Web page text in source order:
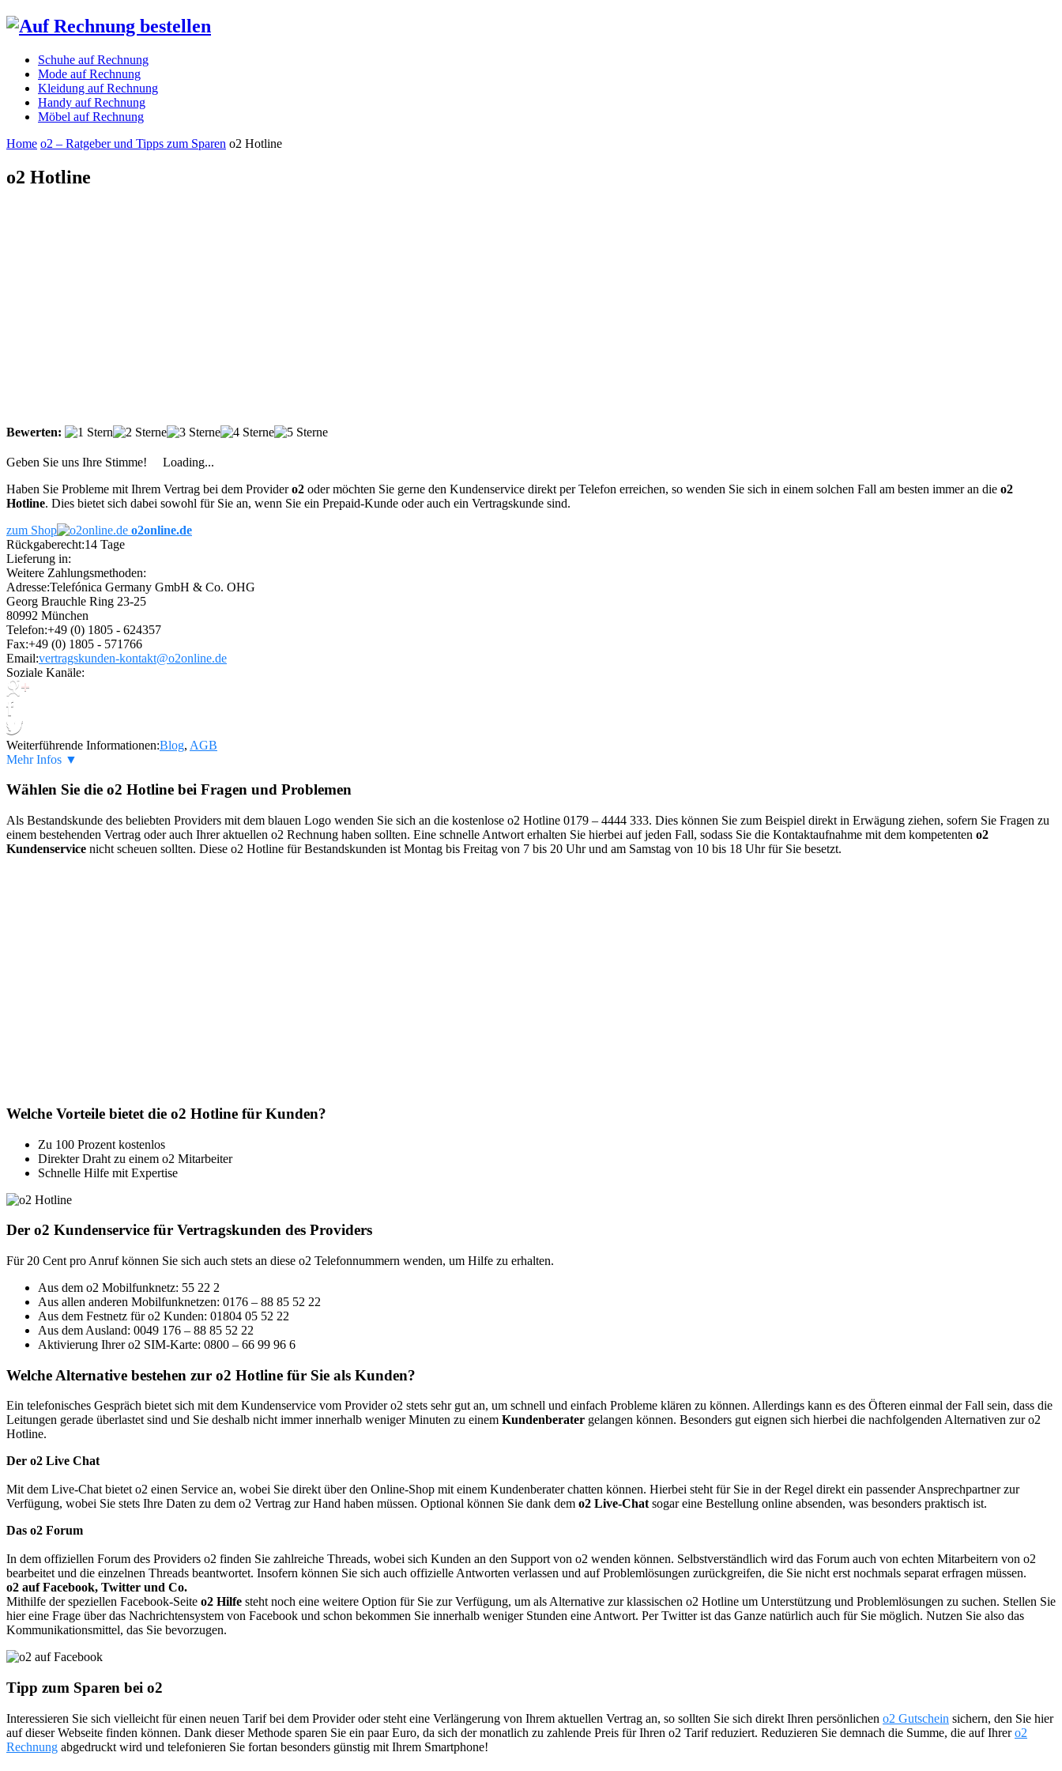
Schuhe auf Rechnung
Mode auf Rechnung
Kleidung auf Rechnung
Handy auf Rechnung
Möbel auf Rechnung
Home o2 – Ratgeber und Tipps zum Sparen o2 Hotline
o2 Hotline
Bewerten:
Geben Sie uns Ihre Stimme!
Loading...
Haben Sie Probleme mit Ihrem Vertrag bei dem Providero2 oder möchten Sie gerne den Kundenservice direkt per Telefon erreichen, so wenden Sie sich in einem solchen Fall am besten immer an die o2
Hotline. Dies bietet sich dabei sowohl für Sie an, wenn Sie ein Prepaid-Kunde oder auch ein Vertragskunde sind.
zum Shop
o2online.de
Rückgaberecht:14 Tage
Lieferung in:
Weitere Zahlungsmethoden:
Adresse:Telefónica Germany GmbH & Co. OHG
Georg Brauchle Ring 23-25
80992 München
Telefon:+49 (0) 1805 - 624357
Fax:+49 (0) 1805 - 571766
Email:vertragskunden-kontakt@o2online.de
Soziale Kanäle:
Weiterführende Informationen:Blog, AGB
Mehr Infos ▼
Wählen Sie die o2 Hotline bei Fragen und Problemen
Als Bestandskunde des beliebten Providers mit dem blauen Logo wenden Sie sich an die kostenlose o2 Hotline 0179 – 4444 333. Dies können Sie zum Beispiel direkt in Erwägung ziehen, sofern Sie Fragen zu
einem bestehenden Vertrag oder auch Ihrer aktuellen o2 Rechnung haben sollten. Eine schnelle Antwort erhalten Sie hierbei auf jeden Fall, sodass Sie die Kontaktaufnahme mit dem kompetenten o2
Kundenservice nicht scheuen sollten. Diese o2 Hotline für Bestandskunden ist Montag bis Freitag von 7 bis 20 Uhr und am Samstag von 10 bis 18 Uhr für Sie besetzt.
Welche Vorteile bietet die o2 Hotline für Kunden?
Zu 100 Prozent kostenlos
Direkter Draht zu einem o2 Mitarbeiter
Schnelle Hilfe mit Expertise
Der o2 Kundenservice für Vertragskunden des Providers
Für 20 Cent pro Anruf können Sie sich auch stets an diese o2 Telefonnummern wenden, um Hilfe zu erhalten.
Aus dem o2 Mobilfunknetz: 55 22 2
Aus allen anderen Mobilfunknetzen: 0176 – 88 85 52 22
Aus dem Festnetz für o2 Kunden: 01804 05 52 22
Aus dem Ausland: 0049 176 – 88 85 52 22
Aktivierung Ihrer o2 SIM-Karte: 0800 – 66 99 96 6
Welche Alternative bestehen zur o2 Hotline für Sie als Kunden?
Ein telefonisches Gespräch bietet sich mit dem Kundenservice vom Provider o2 stets sehr gut an, um schnell und einfach Probleme klären zu können. Allerdings kann es des Öfteren einmal der Fall sein, dass die
Leitungen gerade überlastet sind und Sie deshalb nicht immer innerhalb weniger Minuten zu einem Kundenberater gelangen können. Besonders gut eignen sich hierbei die nachfolgenden Alternativen zur o2
Hotline.
Der o2 Live Chat
Mit dem Live-Chat bietet o2 einen Service an, wobei Sie direkt über den Online-Shop mit einem Kundenberater chatten können. Hierbei steht für Sie in der Regel direkt ein passender Ansprechpartner zur
Verfügung, wobei Sie stets Ihre Daten zu dem o2 Vertrag zur Hand haben müssen. Optional können Sie dank dem o2 Live-Chat sogar eine Bestellung online absenden, was besonders praktisch ist.
Das o2 Forum
In dem offiziellen Forum des Providers o2 finden Sie zahlreiche Threads, wobei sich Kunden an den Support von o2 wenden können. Selbstverständlich wird das Forum auch von echten Mitarbeitern von o2
bearbeitet und die einzelnen Threads beantwortet. Insofern können Sie sich auch offizielle Antworten verlassen und auf Problemlösungen zurückgreifen, die Sie nicht erst nochmals separat erfragen müssen.
o2 auf Facebook, Twitter und Co.
Mithilfe der speziellen Facebook-Seite o2 Hilfe steht noch eine weitere Option für Sie zur Verfügung, um als Alternative zur klassischen o2 Hotline um Unterstützung und Problemlösungen zu suchen. Stellen Sie
hier eine Frage über das Nachrichtensystem von Facebook und schon bekommen Sie innerhalb weniger Stunden eine Antwort. Per Twitter ist das Ganze natürlich auch für Sie möglich. Nutzen Sie also das
Kommunikationsmittel, das Sie bevorzugen.
Tipp zum Sparen bei o2
Interessieren Sie sich vielleicht für einen neuen Tarif bei dem Provider oder steht eine Verlängerung von Ihrem aktuellen Vertrag an, so sollten Sie sich direkt Ihren persönlichen o2 Gutschein sichern, den Sie hier
auf dieser Webseite finden können. Dank dieser Methode sparen Sie ein paar Euro, da sich der monatlich zu zahlende Preis für Ihren o2 Tarif reduziert. Reduzieren Sie demnach die Summe, die auf Ihrero2
Rechnung abgedruckt wird und telefonieren Sie fortan besonders günstig mit Ihrem Smartphone!